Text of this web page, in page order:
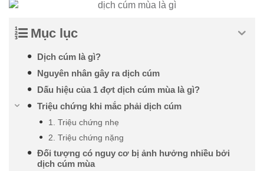
Mục lục
Dịch cúm là gì?
Nguyên nhân gây ra dịch cúm
Dấu hiệu của 1 đợt dịch cúm mùa là gì?
Triệu chứng khi mắc phải dịch cúm
1. Triệu chứng nhẹ
2. Triệu chứng nặng
Đối tượng có nguy cơ bị ảnh hưởng nhiều bởi
dịch cúm mùa